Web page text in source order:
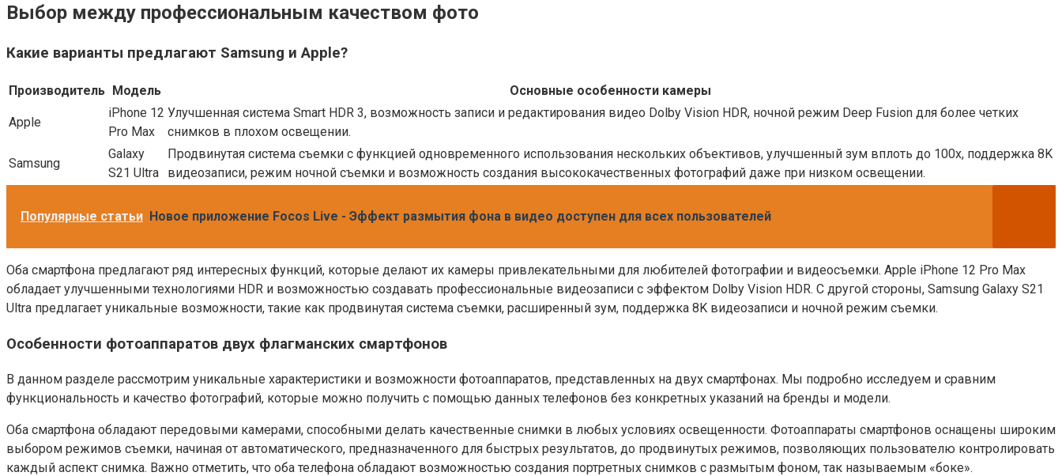
Выбор между профессиональным качеством фото
Какие варианты предлагают Samsung и Apple?
Производитель Модель Основные особенности камеры
Apple
iPhone 12
Pro Max
Улучшенная система Smart HDR 3, возможность записи и редактирования видео Dolby Vision HDR, ночной режим Deep Fusion для более четких
снимков в плохом освещении.
Samsung
Galaxy
S21 Ultra
Продвинутая система съемки с функцией одновременного использования нескольких объективов, улучшенный зум вплоть до 100x, поддержка 8K
видеозаписи, режим ночной съемки и возможность создания высококачественных фотографий даже при низком освещении.
Популярные статьи Новое приложение Focos Live - Эффект размытия фона в видео доступен для всех пользователей
Оба смартфона предлагают ряд интересных функций, которые делают их камеры привлекательными для любителей фотографии и видеосъемки. Apple iPhone 12 Pro Max
обладает улучшенными технологиями HDR и возможностью создавать профессиональные видеозаписи с эффектом Dolby Vision HDR. С другой стороны, Samsung Galaxy S21
Ultra предлагает уникальные возможности, такие как продвинутая система съемки, расширенный зум, поддержка 8K видеозаписи и ночной режим съемки.
Особенности фотоаппаратов двух флагманских смартфонов
В данном разделе рассмотрим уникальные характеристики и возможности фотоаппаратов, представленных на двух смартфонах. Мы подробно исследуем и сравним
функциональность и качество фотографий, которые можно получить с помощью данных телефонов без конкретных указаний на бренды и модели.
Оба смартфона обладают передовыми камерами, способными делать качественные снимки в любых условиях освещенности. Фотоаппараты смартфонов оснащены широким
выбором режимов съемки, начиная от автоматического, предназначенного для быстрых результатов, до продвинутых режимов, позволяющих пользователю контролировать
каждый аспект снимка. Важно отметить, что оба телефона обладают возможностью создания портретных снимков с размытым фоном, так называемым «боке».